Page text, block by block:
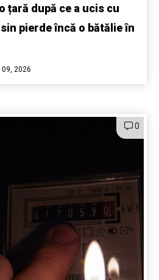
țară după ce a ucis cu
pierde încă o bătălie în
09, 2026
0